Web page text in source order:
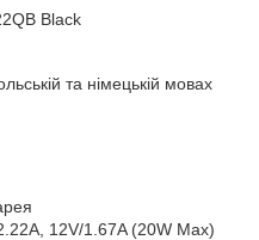
Black
та німецькій мовах
12V/1.67A (20W Max)